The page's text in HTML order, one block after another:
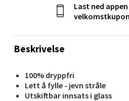
Beskrivelse
100% dryppfri
Lett å fylle - jevn stråle
Utskiftbar innsats i glass
Last ned
Laguneveien 1, 5239 Bergen
Åpent i dag 10-21